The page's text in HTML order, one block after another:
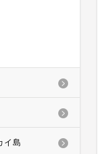
イ島